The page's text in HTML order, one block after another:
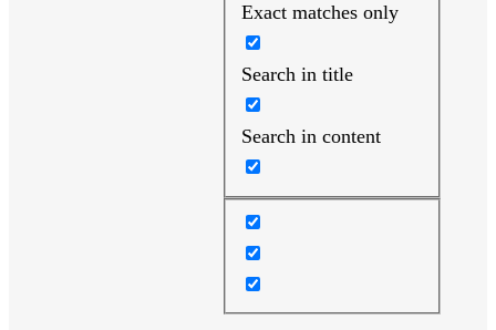
Exact matches only
Search in title
Search in content